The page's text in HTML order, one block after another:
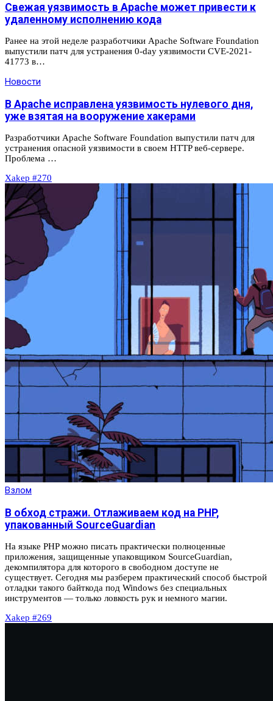
Свежая уязвимость в Apache может привести к
удаленному исполнению кода
Ранее на этой неделе разработчики Apache Software Foundation
выпустили патч для устранения 0-day уязвимости CVE-2021-
41773 в…
Новости
В Apache исправлена уязвимость нулевого дня,
уже взятая на вооружение хакерами
Разработчики Apache Software Foundation выпустили патч для
устранения опасной уязвимости в своем HTTP веб-сервере.
Проблема …
Xakep #270
Взлом
В обход стражи. Отлаживаем код на PHP,
упакованный SourceGuardian
На языке PHP можно писать практически полноценные
приложения, защищенные упаковщиком SourceGuardian,
декомпилятора для которого в свободном доступе не
существует. Сегодня мы разберем практический способ быстрой
отладки такого байткода под Windows без специальных
инструментов — только ловкость рук и немного магии.
Xakep #269